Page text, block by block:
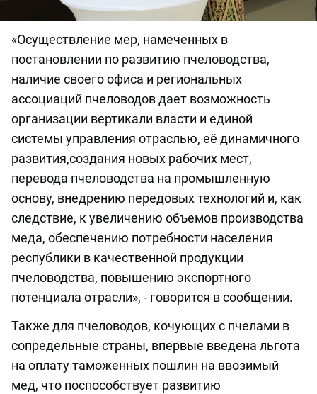
«Осуществление мер, намеченных в
постановлении по развитию пчеловодства,
наличие своего офиса и региональных
ассоциаций пчеловодов дает возможность
организации вертикали власти и единой
системы управления отраслью, её динамичного
развития,создания новых рабочих мест,
перевода пчеловодства на промышленную
основу, внедрению передовых технологий и, как
следствие, к увеличению объемов производства
меда, обеспечению потребности населения
республики в качественной продукции
пчеловодства, повышению экспортного
потенциала отрасли», - говорится в сообщении.
Также для пчеловодов, кочующих с пчелами в
сопредельные страны, впервые введена льгота
на оплату таможенных пошлин на ввозимый
мед, что поспособствует развитию